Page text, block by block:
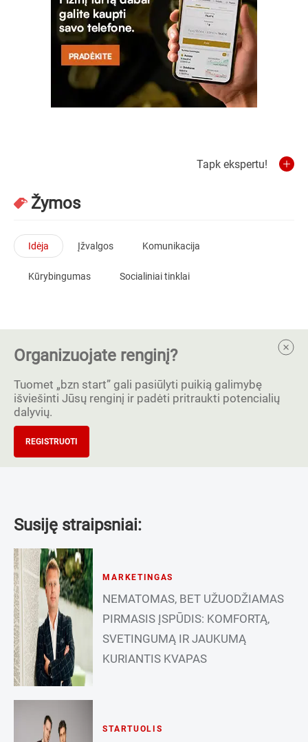
Tapk ekspertu!
Žymos
Idėja Įžvalgos Komunikacija
Kūrybingumas Socialiniai tinklai
Organizuojate renginį?
Tuomet „bzn start” gali pasiūlyti puikią galimybę
išviešinti Jūsų renginį ir padėti pritraukti potencialių
dalyvių.
REGISTRUOTI
Susiję straipsniai:
MARKETINGAS
NEMATOMAS, BET UŽUODŽIAMAS
PIRMASIS ĮSPŪDIS: KOMFORTĄ,
SVETINGUMĄ IR JAUKUMĄ
KURIANTIS KVAPAS
STARTUOLIS